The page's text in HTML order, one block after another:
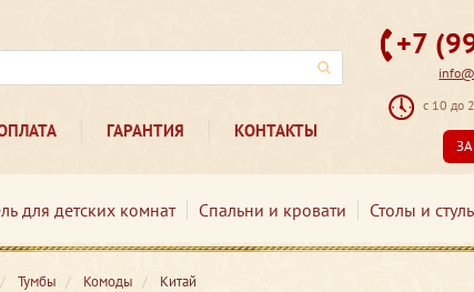
ГАРАНТИЯ КОНТАКТЫ
+7
с 10 до
для детских комнат Спальни и кровати Столы и
Тумбы Комоды Китай